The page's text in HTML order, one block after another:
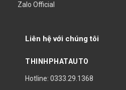
Zalo Official
Liên hệ với chúng tôi
THINHPHATAUTO
Hotline: 0333.29.1368